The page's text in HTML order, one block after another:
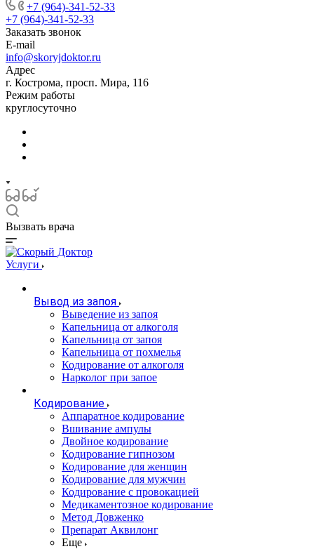
+7 (964)-341-52-33
+7 (964)-341-52-33
Заказать звонок
E-mail
info@skoryjdoktor.ru
Адрес
г. Кострома, просп. Мира, 116
Режим работы
круглосуточно
Вызвать врача
Услуги
Вывод из запоя
Выведение из запоя
Капельница от алкоголя
Капельница от запоя
Капельница от похмелья
Кодирование от алкоголя
Нарколог при запое
Кодирование
Аппаратное кодирование
Вшивание ампулы
Двойное кодирование
Кодирование гипнозом
Кодирование для женщин
Кодирование для мужчин
Кодирование с провокацией
Медикаментозное кодирование
Метод Довженко
Препарат Аквилонг
Еще